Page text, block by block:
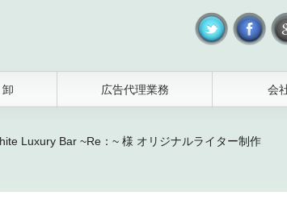
広告代理業務 会
Luxury Bar ~Re：~ 様 オリジナルライター制作